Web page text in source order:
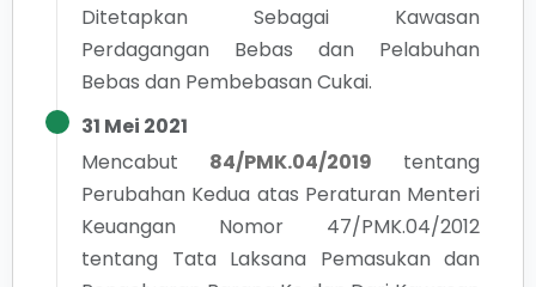
Ditetapkan Sebagai Kawasan
Perdagangan Bebas dan Pelabuhan
Bebas dan Pembebasan Cukai.
31 Mei 2021
Mencabut
84/PMK.04/2019
tentang
Perubahan Kedua atas Peraturan Menteri
Keuangan Nomor 47/PMK.04/2012
tentang Tata Laksana Pemasukan dan